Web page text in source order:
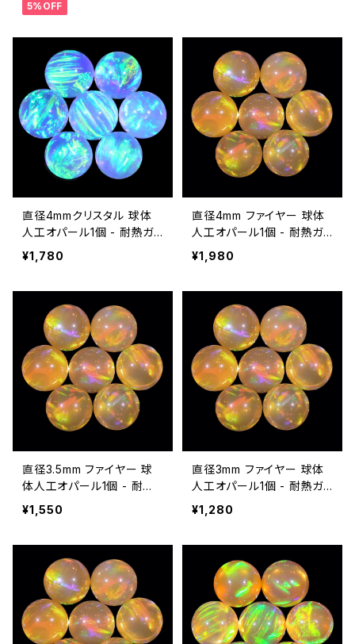
ご注文時の備考欄に組み合
入ください。
5%OFF
直径4mmクリスタル 球体
人工オパール1個 - 耐熱ガ
ラス / ボロシリケイトガラス
（COE33）専用
¥1,780
直径4mm ファイヤー 球体
人工オパール1個 - 耐熱ガ
ラス / ボロシリケイトガラス
（COE33）専用
¥1,980
直径3.5mm ファイヤー 球
体人工オパール1個 - 耐熱
ガラス / ボロシリケイトガラ
ス（COE33）専用
¥1,550
直径3mm ファイヤー 球体
人工オパール1個 - 耐熱ガ
ラス / ボロシリケイトガラス
（COE33）専用
¥1,280